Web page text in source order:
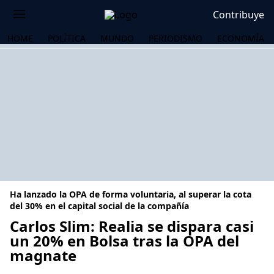
Contribuye
HOME POLÍTICA MUNDO PERIODISMO ECONOMÍA
Ha lanzado la OPA de forma voluntaria, al superar la cota
del 30% en el capital social de la compañía
Carlos Slim: Realia se dispara casi
un 20% en Bolsa tras la OPA del
magnate